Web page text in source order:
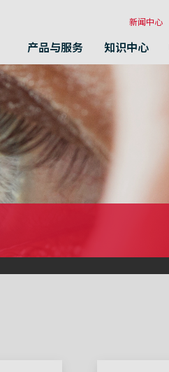
产品与服务 知识中心
新闻中心